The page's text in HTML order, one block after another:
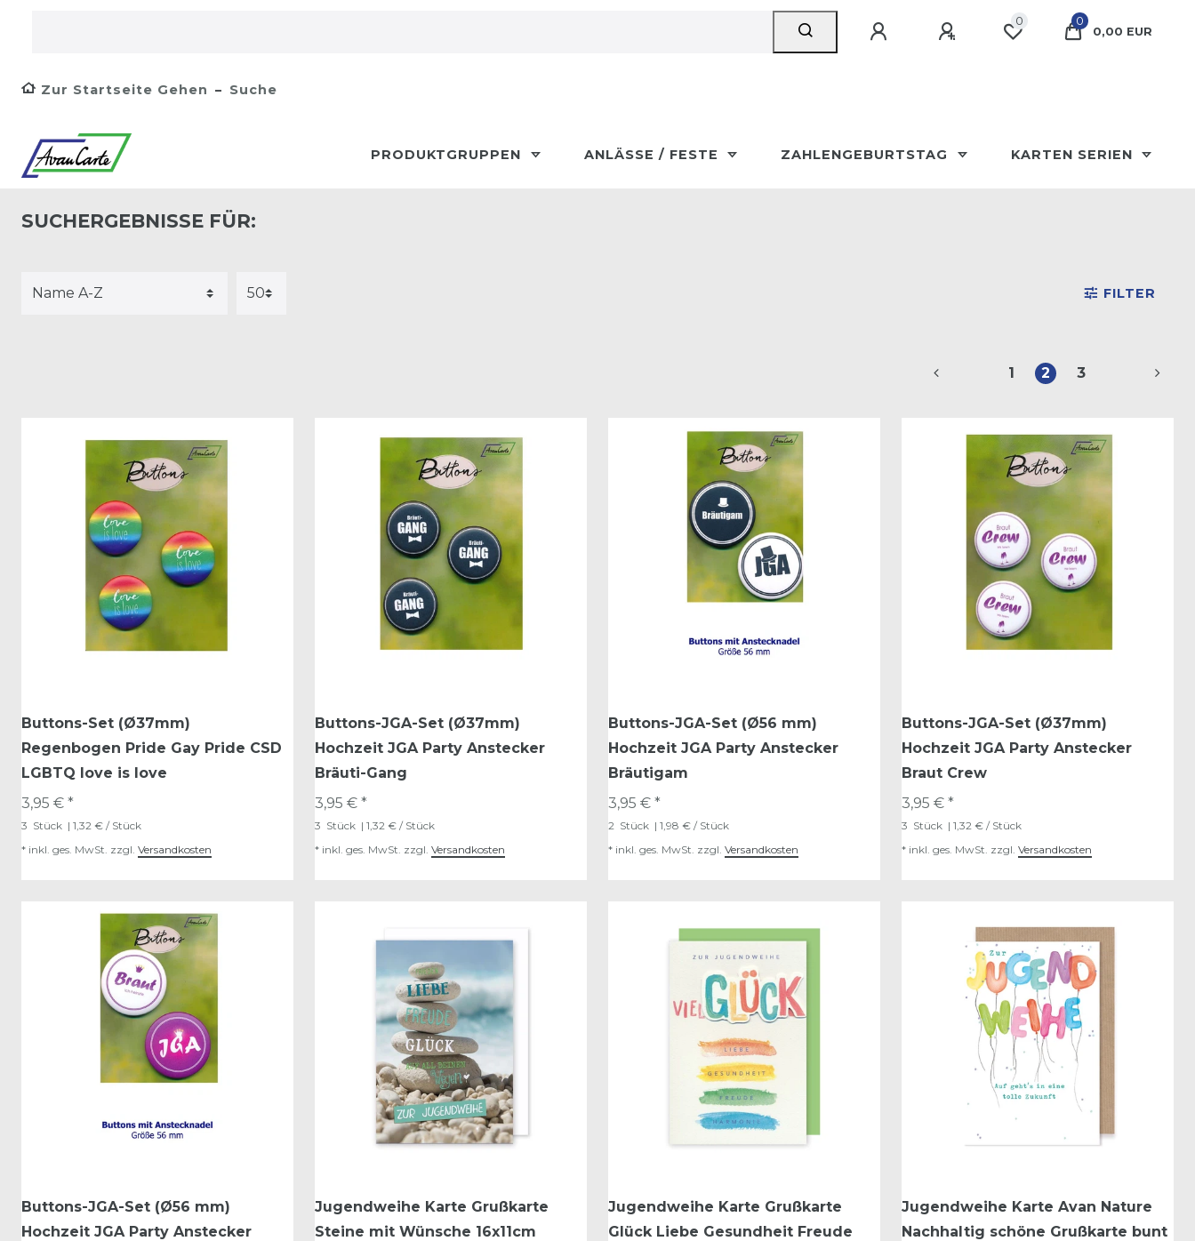
0
0
0,00 EUR
Zur Startseite Gehen Suche
PRODUKTGRUPPEN ANLÄSSE / FESTE ZAHLENGEBURTSTAG KARTEN SERIEN
SUCHERGEBNISSE FÜR:
FILTER
1 2 3
Buttons-Set (Ø37mm)
Regenbogen Pride Gay Pride CSD
LGBTQ love is love
3,95 € *
3 Stück | 1,32 € / Stück
* inkl. ges. MwSt. zzgl. Versandkosten
Buttons-JGA-Set (Ø37mm)
Hochzeit JGA Party Anstecker
Bräuti-Gang
3,95 € *
3 Stück | 1,32 € / Stück
* inkl. ges. MwSt. zzgl. Versandkosten
Buttons-JGA-Set (Ø56 mm)
Hochzeit JGA Party Anstecker
Bräutigam
3,95 € *
2 Stück | 1,98 € / Stück
* inkl. ges. MwSt. zzgl. Versandkosten
Buttons-JGA-Set (Ø37mm)
Hochzeit JGA Party Anstecker
Braut Crew
3,95 € *
3 Stück | 1,32 € / Stück
* inkl. ges. MwSt. zzgl. Versandkosten
Buttons-JGA-Set (Ø56 mm)
Hochzeit JGA Party Anstecker
Jugendweihe Karte Grußkarte
Steine mit Wünsche 16x11cm
Jugendweihe Karte Grußkarte
Glück Liebe Gesundheit Freude
Jugendweihe Karte Avan Nature
Nachhaltig schöne Grußkarte bunt